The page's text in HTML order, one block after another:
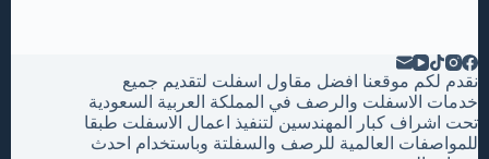
نقدم لكم موقعنا افضل مقاول اسفلت لتقديم جميع
خدمات الاسفلت والرصف في المملكة العربية السعودية
تحت اشراف كبار المهندسين لتنفيذ اعمال الاسفلت طبقا
للمواصفات العالمية للرصف والسفلتة وباستخدام احدث